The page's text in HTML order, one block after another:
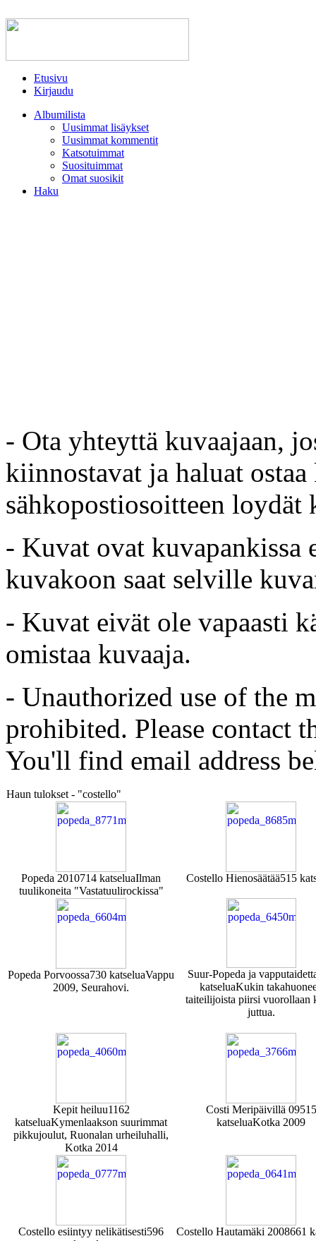
Etusivu
Kirjaudu
Albumilista
Uusimmat lisäykset
Uusimmat kommentit
Katsotuimmat
Suosituimmat
Omat suosikit
Haku
- Ota yhteyttä kuvaajaan,
kiinnostavat ja haluat
sähkopostiosoitteen loydät
- Kuvat ovat kuvapankissa
kuvakoon saat selville
- Kuvat eivät ole vapaasti
omistaa kuvaaja.
- Unauthorized use of the
prohibited. Please contact
You'll find email address
Haun tulokset - "costello"
Popeda 2010714 katseluaIlman
tuulikoneita "Vastatuulirockissa"
Costello Hienosäätää515
Popeda Porvoossa730 katseluaVappu
2009, Seurahovi.
Suur-Popeda ja
katseluaKukin
taiteilijoista piirsi vuorollaan
juttua.
Kepit heiluu1162
katseluaKymenlaakson suurimmat
pikkujoulut, Ruonalan urheiluhalli,
Kotka 2014
Costi Meripäivillä 09515
katseluaKotka 2009
Costello esiintyy nelikätisesti596
Costello Hautamäki 2008661